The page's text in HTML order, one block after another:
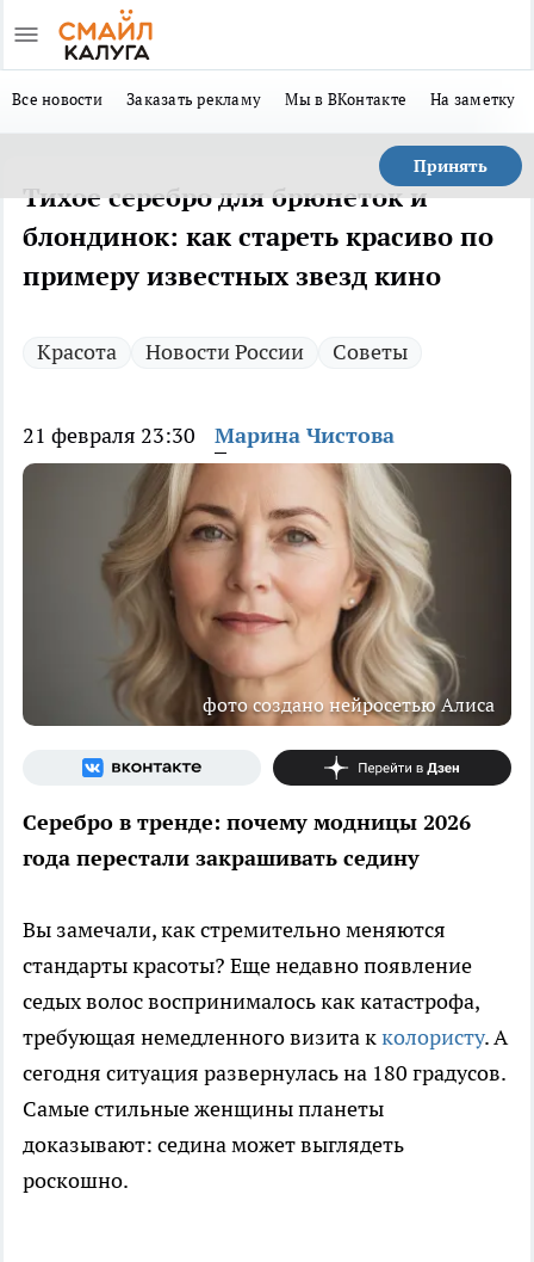
Все новости Заказать рекламу Мы в ВКонтакте На заметку
Принять
Тихое серебро для брюнеток и
блондинок: как стареть красиво по
примеру известных звезд кино
Красота Новости России Советы
21 февраля 23:30 Марина Чистова
фото создано нейросетью Алиса
Серебро в тренде: почему модницы 2026
года перестали закрашивать седину
Вы замечали, как стремительно меняются
стандарты красоты? Еще недавно появление
седых волос воспринималось как катастрофа,
требующая немедленного визита кколористу. А
сегодня ситуация развернулась на 180 градусов.
Самые стильные женщины планеты
доказывают: седина может выглядеть
роскошно.